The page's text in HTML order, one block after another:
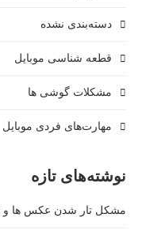
دسته‌بندی نشده
قطعه شناسی موبایل
مشکلات گوشی ها
مهارت‌های فردی موبایل
نوشته‌های تازه
مشکل تار شدن عکس ها